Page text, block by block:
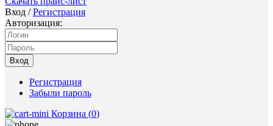
Вход / Регистрация
Авторизация:
Вход
Регистрация
Забыли пароль
Корзина (0)